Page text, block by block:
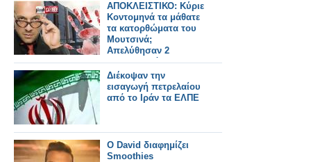
ΑΠΟΚΛΕΙΣΤΙΚΟ: Κύριε
Κοντομηνά τα μάθατε
τα κατορθώματα του
Μουτσινά;
Απελύθησαν 2
δημοσιογράφοι των
ειδήσεων, στον
Alpha!
Διέκοψαν την
εισαγωγή πετρελαίου
από το Ιράν τα ΕΛΠΕ
O David διαφημίζει
Smoothies